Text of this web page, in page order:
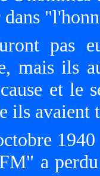
dans
pas
mais ils
et le
ils
a